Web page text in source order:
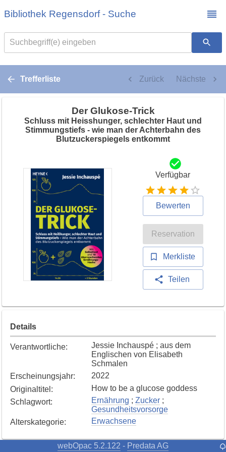
Bibliothek Regensdorf - Suche
Suchbegriff(e) eingeben
Trefferliste Zurück Nächste
Der Glukose-Trick
Schluss mit Heisshunger, schlechter Haut und
Stimmungstiefs - wie man der Achterbahn des
Blutzuckerspiegels entkommt
Verfügbar
Bewerten
Reservation
Merkliste
Teilen
Details
Verantwortliche:
Jessie Inchauspé ; aus dem
Englischen von Elisabeth
Schmalen
Erscheinungsjahr:
2022
Originaltitel :
How to be a glucose goddess
Schlagwort: Ernährung ; Zucker ;
Gesundheitsvorsorge
Alterskategorie: Erwachsene
webOpac 5.2.122 - Predata AG